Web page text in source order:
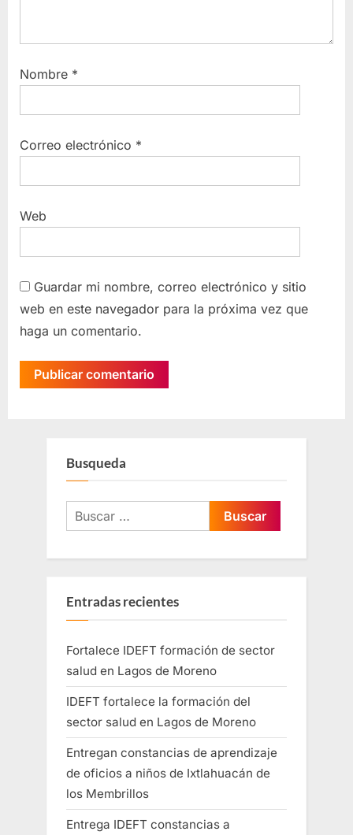
Nombre *
Correo electrónico *
Web
Guardar mi nombre, correo electrónico y sitio
web en este navegador para la próxima vez que
haga un comentario.
Busqueda
Entradas recientes
Fortalece IDEFT formación de sector
salud en Lagos de Moreno
IDEFT fortalece la formación del
sector salud en Lagos de Moreno
Entregan constancias de aprendizaje
de oficios a niños de Ixtlahuacán de
los Membrillos
Entrega IDEFT constancias a